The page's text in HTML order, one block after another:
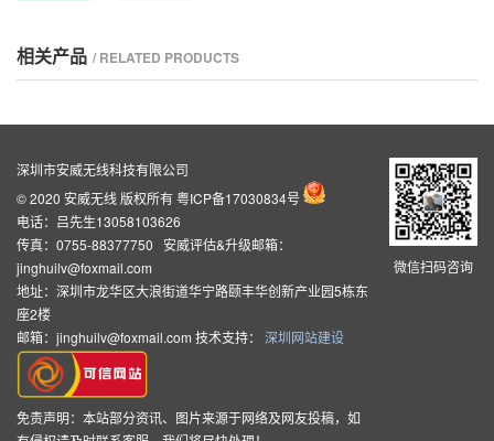
相关产品 / RELATED PRODUCTS
微信扫码咨询
深圳市安威无线科技有限公司
© 2020 安威无线 版权所有粤ICP备17030834号
电话：吕先生13058103626
传真：0755-88377750 安威评估&升级邮箱：
jinghuilv@foxmail.com
地址：深圳市龙华区大浪街道华宁路颐丰华创新产业园5栋东
座2楼
邮箱：jinghuilv@foxmail.com 技术支持： 深圳网站建设
免责声明：本站部分资讯、图片来源于网络及网友投稿，如